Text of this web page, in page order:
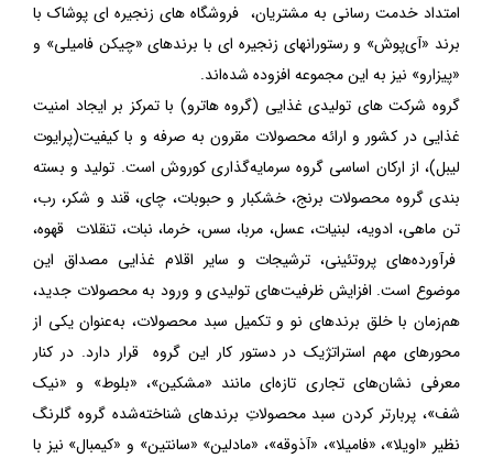
امتداد خدمت رسانی به مشتریان، فروشگاه های زنجیره ای پوشاک با
برند «آی‌پوش» و رستورانهای زنجیره ای با برندهای «چیکن فامیلی» و
«پیزارو» نیز به این مجموعه افزوده شده‌اند.
گروه شرکت های تولیدی غذایی (گروه هاترو) با تمرکز بر ایجاد امنیت
غذایی در کشور و ارائه محصولات مقرون به صرفه و با کیفیت(پرایوت
لیبل)، از ارکان اساسی گروه سرمایه‌گذاری کوروش است. تولید و بسته
بندی گروه محصولات برنج، خشکبار و حبوبات، چای، قند و شکر، رب،
تن ماهی، ادویه، لبنیات، عسل، مربا، سس، خرما، نبات، تنقلات قهوه،
فرآورده‌های پروتئینی، ترشیجات و سایر اقلام غذایی مصداق این
موضوع است. افزایش ظرفیت‌های تولیدی و ورود به محصولات جدید،
هم‌زمان با خلق برندهای نو و تکمیل سبد محصولات، به‌عنوان یکی از
محورهای مهم استراتژیک در دستور کار این گروه قرار دارد. در کنار
معرفی نشان‌های تجاری تازه‌ای مانند «مشکین»، «بلوط» و «نیک
شف»، پربارتر کردن سبد محصولاتِ برندهای شناخته‌شده گروه گلرنگ
نظیر «اویلا»، «فامیلا»، «آذوقه»، «مادلین» «سانتین» و «کیمبال» نیز با